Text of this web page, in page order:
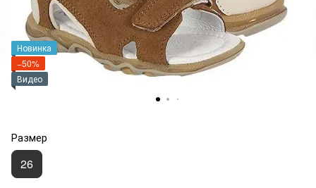
Новинка
−50%
Видео
Размер
26